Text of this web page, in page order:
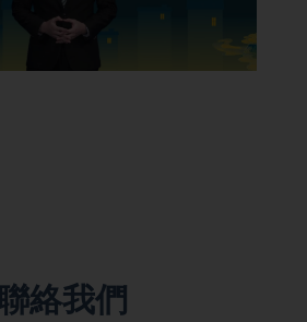
絡我們